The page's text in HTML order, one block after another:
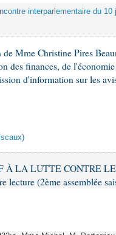
interparlementaire du
Mme Christine Pires
des finances, de
d'information sur les
À LA LUTTE CONTRE
(2ème assemblée